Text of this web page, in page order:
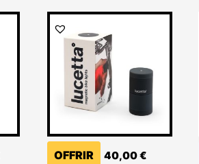
OFFRIR 40,00€